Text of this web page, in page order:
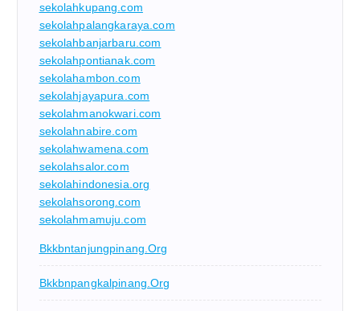
sekolahkupang.com
sekolahpalangkaraya.com
sekolahbanjarbaru.com
sekolahpontianak.com
sekolahambon.com
sekolahjayapura.com
sekolahmanokwari.com
sekolahnabire.com
sekolahwamena.com
sekolahsalor.com
sekolahindonesia.org
sekolahsorong.com
sekolahmamuju.com
Bkkbntanjungpinang.org
Bkkbnpangkalpinang.org